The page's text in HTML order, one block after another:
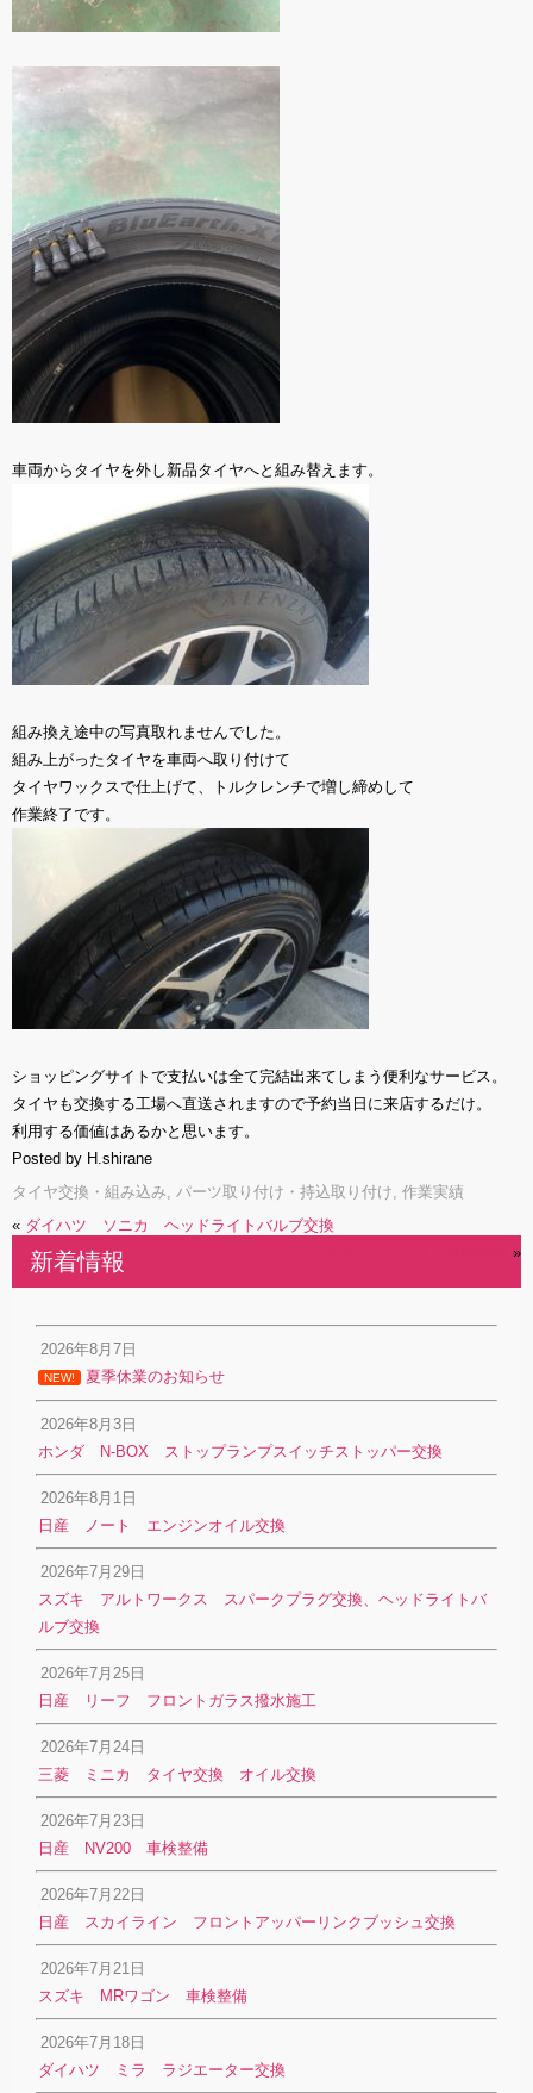
車両からタイヤを外し新品タイヤへと組み替えます。
組み換え途中の写真取れませんでした。
組み上がったタイヤを車両へ取り付けて
タイヤワックスで仕上げて、トルクレンチで増し締めして
作業終了です。
ショッピングサイトで支払いは全て完結出来てしまう便利なサービス。
タイヤも交換する工場へ直送されますので予約当日に来店するだけ。
利用する価値はあるかと思います。
Posted by H.shirane
タイヤ交換・組み込み, パーツ取り付け・持込取り付け, 作業実績
« ダイハツ ソニカ ヘッドライトバルブ交換
»
新着情報
2026年8月7日
NEW! 夏季休業のお知らせ
2026年8月3日
ホンダ N-BOX ストップランプスイッチストッパー交換
2026年8月1日
日産 ノート エンジンオイル交換
2026年7月29日
スズキ アルトワークス スパークプラグ交換、ヘッドライトバ
ルブ交換
2026年7月25日
日産 リーフ フロントガラス撥水施工
2026年7月24日
三菱 ミニカ タイヤ交換 オイル交換
2026年7月23日
日産 NV200 車検整備
2026年7月22日
日産 スカイライン フロントアッパーリンクブッシュ交換
2026年7月21日
スズキ MRワゴン 車検整備
2026年7月18日
ダイハツ ミラ ラジエーター交換